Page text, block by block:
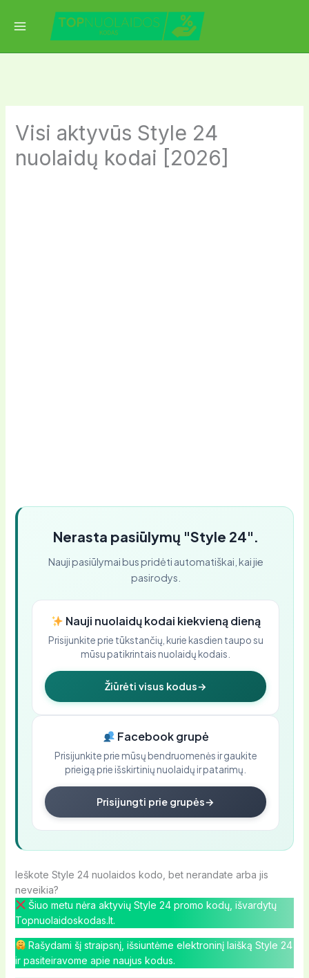
Visi aktyvūs Style 24
nuolaidų kodai [2026]
Nerasta pasiūlymų "Style 24".
Nauji pasiūlymai bus pridėti automatiškai, kai jie
pasirodys.
Nauji nuolaidų kodai kiekvieną dieną
Prisijunkite prie tūkstančių, kurie kasdien taupo su
mūsu patikrintais nuolaidų kodais.
Žiūrėti visus kodus→
Facebook grupė
Prisijunkite prie mūsų bendruomenės ir gaukite
prieigą prie išskirtinių nuolaidų ir patarimų.
Prisijungti prie grupės→
Ieškote Style 24 nuolaidos kodo, bet nerandate arba jis
neveikia?
Šiuo metu nėra aktyvių Style 24 promo kodų, išvardytų
Topnuolaidoskodas.lt.
Rašydami šį straipsnį, išsiuntėme elektroninį laišką Style 24
ir pasiteiravome apie naujus kodus.